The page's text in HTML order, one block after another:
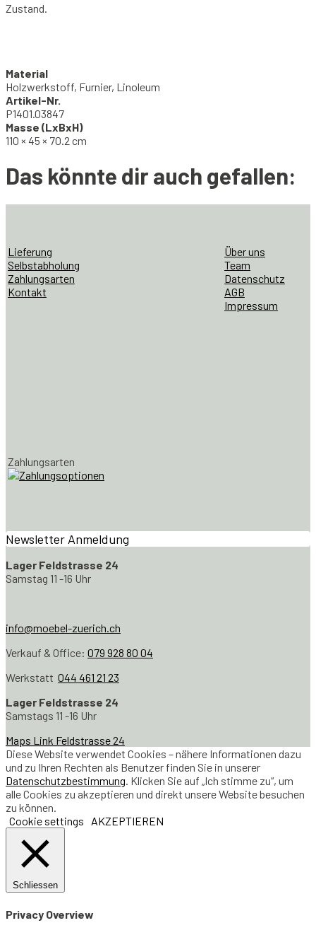
Zustand.
Material
Holzwerkstoff, Furnier, Linoleum
Artikel-Nr.
P1401.03847
Masse (LxBxH)
110 × 45 × 70.2 cm
Das könnte dir auch gefallen:
Lieferung
Selbstabholung
Zahlungsarten
Kontakt
Über uns
Team
Datenschutz
AGB
Impressum
Zahlungsarten
Newsletter Anmeldung
Lager Feldstrasse 24
Samstag 11 -16 Uhr
info@moebel-zuerich.ch
Verkauf & Office: 079 928 80 04
Werkstatt 044 461 21 23
Lager Feldstrasse 24
Samstags 11 -16 Uhr
Maps Link Feldstrasse 24
Diese Website verwendet Cookies – nähere Informationen dazu
und zu Ihren Rechten als Benutzer finden Sie in unserer
Datenschutzbestimmung. Klicken Sie auf „Ich stimme zu“, um
alle Cookies zu akzeptieren und direkt unsere Website besuchen
zu können.
Cookie settings
AKZEPTIEREN
Schliessen
Privacy Overview